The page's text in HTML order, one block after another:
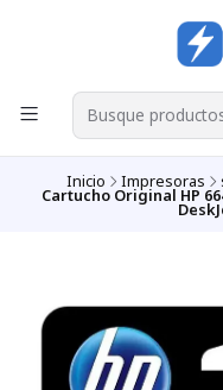
Inicio Impresoras
Cartucho Original HP